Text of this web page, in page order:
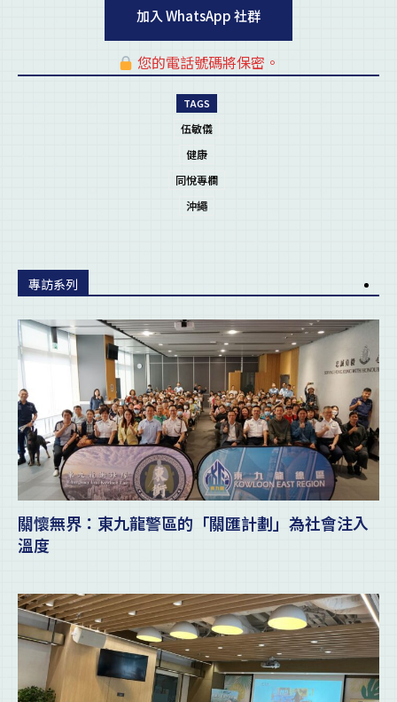
加入 WhatsApp 社群
您的電話號碼將保密。
TAGS
伍敏儀
健康
同悅專欄
沖繩
專訪系列
關懷無界：東九龍警區的「關匯計劃」為社會注入
溫度